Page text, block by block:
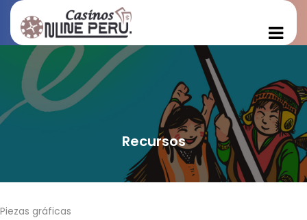
Recursos
Piezas gráficas